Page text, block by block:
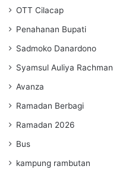
OTT Cilacap
Penahanan Bupati
Sadmoko Danardono
Syamsul Auliya Rachman
Avanza
Ramadan Berbagi
Ramadan 2026
Bus
kampung rambutan